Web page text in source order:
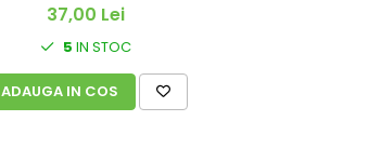
37,00 Lei
5 IN STOC
ADAUGA IN COS